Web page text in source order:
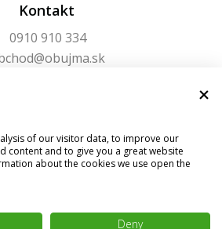
Kontakt
0910 910 334
of our visitor data, to improve our
content and to give you a great website
about the cookies we use open the
Deny